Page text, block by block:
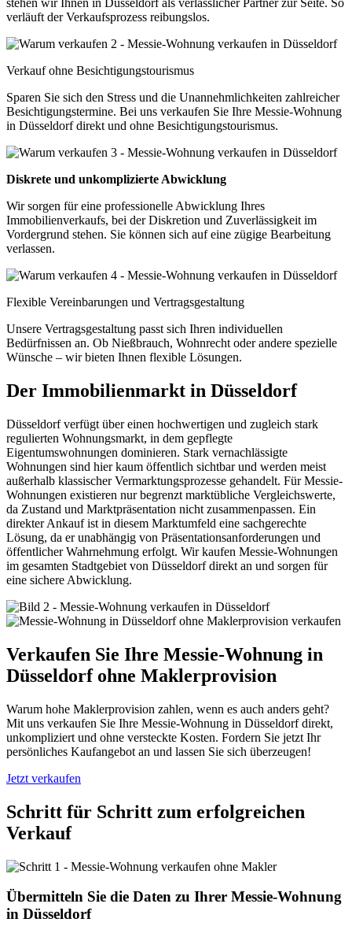
stehen wir Ihnen in Düsseldorf als verlässlicher Partner zur Seite. So
verläuft der Verkaufsprozess reibungslos.
Verkauf ohne Besichtigungstourismus
Sparen Sie sich den Stress und die Unannehmlichkeiten zahlreicher
Besichtigungstermine. Bei uns verkaufen Sie Ihre Messie-Wohnung
in Düsseldorf direkt und ohne Besichtigungstourismus.
Diskrete und unkomplizierte Abwicklung
Wir sorgen für eine professionelle Abwicklung Ihres
Immobilienverkaufs, bei der Diskretion und Zuverlässigkeit im
Vordergrund stehen. Sie können sich auf eine zügige Bearbeitung
verlassen.
Flexible Vereinbarungen und Vertragsgestaltung
Unsere Vertragsgestaltung passt sich Ihren individuellen
Bedürfnissen an. Ob Nießbrauch, Wohnrecht oder andere spezielle
Wünsche – wir bieten Ihnen flexible Lösungen.
Der Immobilienmarkt in Düsseldorf
Düsseldorf verfügt über einen hochwertigen und zugleich stark
regulierten Wohnungsmarkt, in dem gepflegte
Eigentumswohnungen dominieren. Stark vernachlässigte
Wohnungen sind hier kaum öffentlich sichtbar und werden meist
außerhalb klassischer Vermarktungsprozesse gehandelt. Für Messie-
Wohnungen existieren nur begrenzt marktübliche Vergleichswerte,
da Zustand und Marktpräsentation nicht zusammenpassen. Ein
direkter Ankauf ist in diesem Marktumfeld eine sachgerechte
Lösung, da er unabhängig von Präsentationsanforderungen und
öffentlicher Wahrnehmung erfolgt. Wir kaufen Messie-Wohnungen
im gesamten Stadtgebiet von Düsseldorf direkt an und sorgen für
eine sichere Abwicklung.
Verkaufen Sie Ihre Messie-Wohnung in
Düsseldorf ohne Maklerprovision
Warum hohe Maklerprovision zahlen, wenn es auch anders geht?
Mit uns verkaufen Sie Ihre Messie-Wohnung in Düsseldorf direkt,
unkompliziert und ohne versteckte Kosten. Fordern Sie jetzt Ihr
persönliches Kaufangebot an und lassen Sie sich überzeugen!
Jetzt verkaufen
Schritt für Schritt zum erfolgreichen
Verkauf
Übermitteln Sie die Daten zu Ihrer Messie-Wohnung
in Düsseldorf